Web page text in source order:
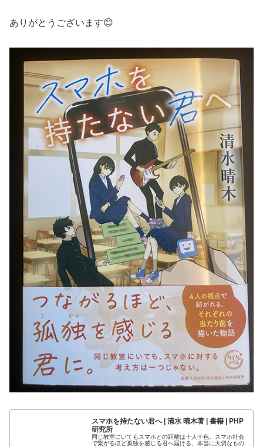
ありがとうございます😊
スマホを持たない君へ | 清水 晴木著 | 書籍 | PHP
研究所
同じ教室にいてもスマホとの距離は十人十色。スマホ社会
で繋がるほど孤独を感じる君へ届ける、本当に大切なもの